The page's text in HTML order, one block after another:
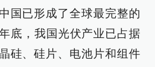
国已形成了全球最完整的
底，我国光伏产业已占据
硅、硅片、电池片和组件